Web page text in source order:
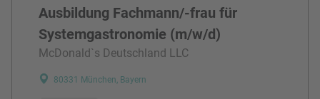
Ausbildung Fachmann/-frau für
Systemgastronomie (m/w/d)
McDonald`s Deutschland LLC
80331 München, Bayern